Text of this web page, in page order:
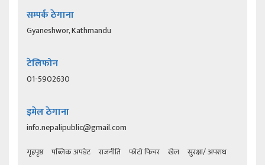
सम्पर्क ठेगाना
Gyaneshwor, Kathmandu
टेलिफोन
01-5902630
इमेल ठेगाना
info.nepalipublic@gmail.com
गृहपृष्ठ पब्लिक अपडेट राजनीति फोटो फिचर खेल सुरक्षा/ अपराध